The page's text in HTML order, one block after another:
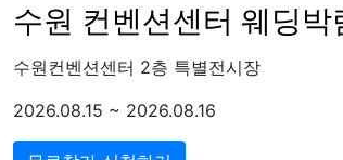
수원 컨벤션센터 웨딩박
수원컨벤션센터 2층 특별전시장
2026.08.15 ~ 2026.08.16